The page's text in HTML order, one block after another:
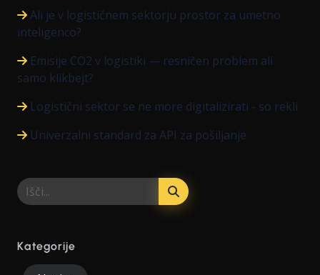
Ali je v logističnem sektorju prostor za umetno
inteligenco?
Emisije CO2 v logistiki — resničen problem ali
samo klikbejt?
Logistični sektor se ne more digitalizirati - so rekli
Univerzalni standard za API za pošiljanje
Kategorije